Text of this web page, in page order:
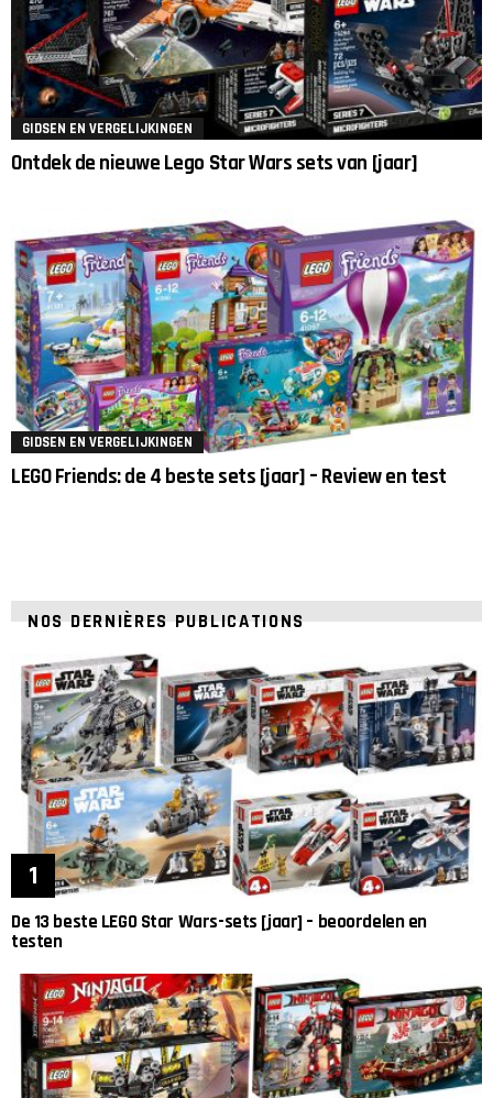
GIDSEN EN VERGELIJKINGEN
Ontdek de nieuwe Lego Star Wars sets van [jaar]
GIDSEN EN VERGELIJKINGEN
LEGO Friends: de 4 beste sets [jaar] – Review en test
NOS DERNIÈRES PUBLICATIONS
De 13 beste LEGO Star Wars-sets [jaar] – beoordelen en
testen